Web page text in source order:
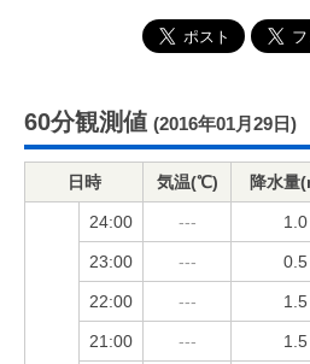
60分観測値 (2016年01月29日)
日時 気温(℃) 降水量
24:00 --- 1.0
23:00 --- 0.5
22:00 --- 1.5
21:00 --- 1.5